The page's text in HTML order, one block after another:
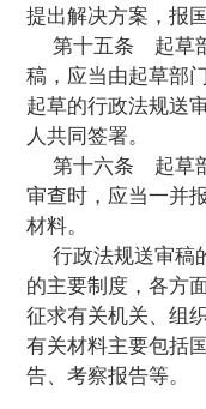
职能向经济调
(二)符合精
的职能规定由
续；
(三)切实保
在规定其应当
权利和保障权
(四)体现行
赋予有关行政
使职权的条件